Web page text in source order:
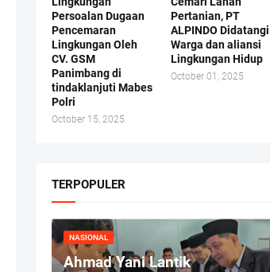
Persoalan Dugaan
Pencemaran
Lingkungan Oleh
CV. GSM
Panimbang di
tindaklanjuti Mabes
Polri
October 15, 2025
Pertanian, PT
ALPINDO Didatangi
Warga dan aliansi
Lingkungan Hidup
October 01, 2025
TERPOPULER
NASIONAL
Ahmad Yani Lantik